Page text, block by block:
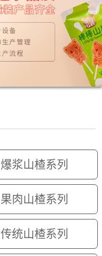
爆浆山楂系列
果肉山楂系列
传统山楂系列